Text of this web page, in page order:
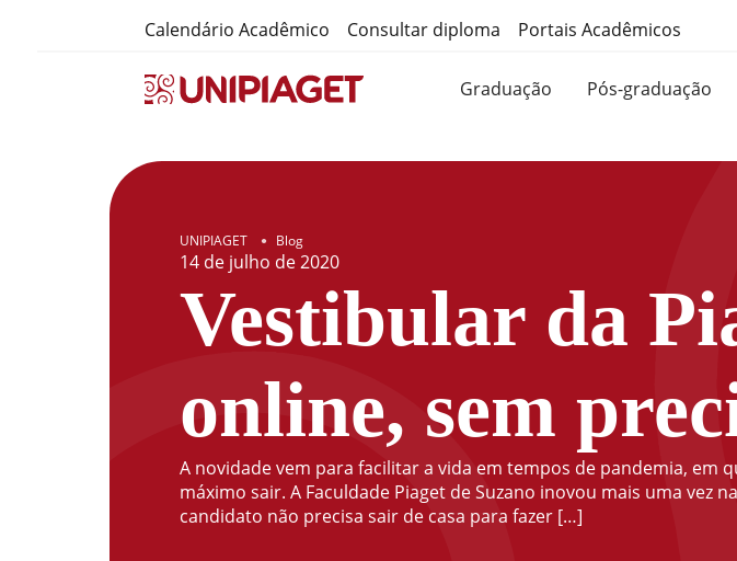
Calendário Acadêmico Consultar diploma Portais Acadêmicos
Graduação Pós-graduação
UNIPIAGET ● Blog
14 de julho de2020
Vestibular da
online, sem
A novidade vem para facilitar a vida em tempos de pandemia, em
máximo sair. A Faculdade Piaget de Suzano inovou mais uma vez
candidato não precisa sair de casa para fazer […]